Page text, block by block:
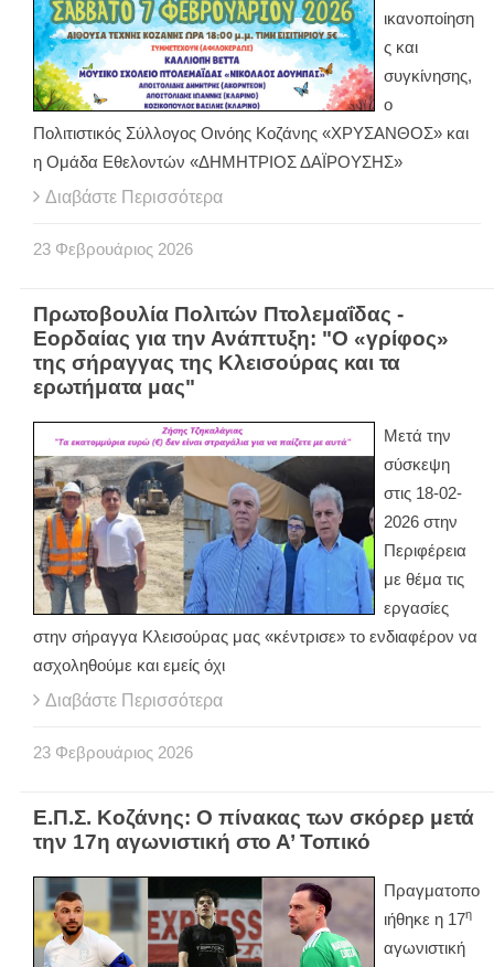
ικανοποίηση
ς και
συγκίνησης,
ο
Πολιτιστικός Σύλλογος Οινόης Κοζάνης «ΧΡΥΣΑΝΘΟΣ» και
η Ομάδα Εθελοντών «ΔΗΜΗΤΡΙΟΣ ΔΑΪΡΟΥΣΗΣ»
Διαβάστε Περισσότερα
23 Φεβρουάριος 2026
Πρωτοβουλία Πολιτών Πτολεμαΐδας -
Εορδαίας για την Ανάπτυξη: "Ο «γρίφος»
της σήραγγας της Κλεισούρας και τα
ερωτήματα μας"
Μετά την
σύσκεψη
στις 18-02-
2026 στην
Περιφέρεια
με θέμα τις
εργασίες
στην σήραγγα Κλεισούρας μας «κέντρισε» το ενδιαφέρον να
ασχοληθούμε και εμείς όχι
Διαβάστε Περισσότερα
23 Φεβρουάριος 2026
Ε.Π.Σ. Κοζάνης: Ο πίνακας των σκόρερ μετά
την 17η αγωνιστική στο Α’ Τοπικό
Πραγματοπο
ιήθηκε η 17η
αγωνιστική